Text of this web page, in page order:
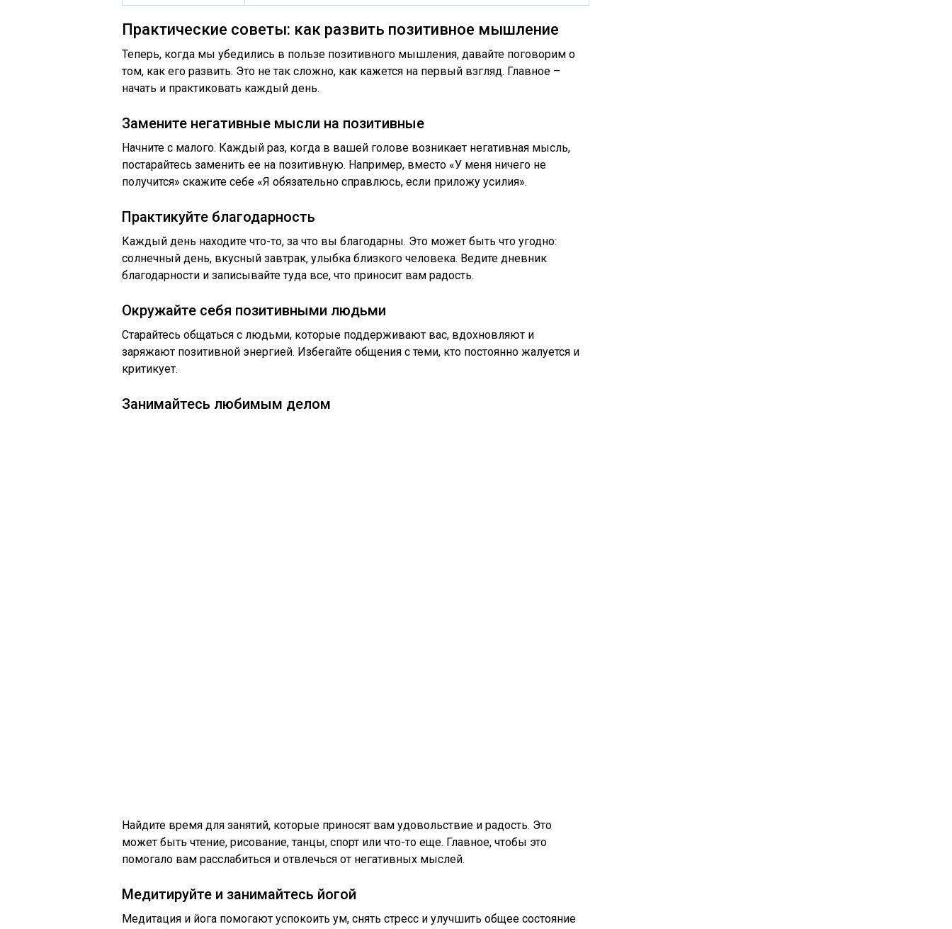
Практические советы: как развить позитивное мышление
Теперь, когда мы убедились в пользе позитивного мышления, давайте поговорим о
том, как его развить. Это не так сложно, как кажется на первый взгляд. Главное –
начать и практиковать каждый день.
Замените негативные мысли на позитивные
Начните с малого. Каждый раз, когда в вашей голове возникает негативная мысль,
постарайтесь заменить ее на позитивную. Например, вместо «У меня ничего не
получится» скажите себе «Я обязательно справлюсь, если приложу усилия».
Практикуйте благодарность
Каждый день находите что-то, за что вы благодарны. Это может быть что угодно:
солнечный день, вкусный завтрак, улыбка близкого человека. Ведите дневник
благодарности и записывайте туда все, что приносит вам радость.
Окружайте себя позитивными людьми
Старайтесь общаться с людьми, которые поддерживают вас, вдохновляют и
заряжают позитивной энергией. Избегайте общения с теми, кто постоянно жалуется и
критикует.
Занимайтесь любимым делом
Найдите время для занятий, которые приносят вам удовольствие и радость. Это
может быть чтение, рисование, танцы, спорт или что-то еще. Главное, чтобы это
помогало вам расслабиться и отвлечься от негативных мыслей.
Медитируйте и занимайтесь йогой
Медитация и йога помогают успокоить ум, снять стресс и улучшить общее состояние